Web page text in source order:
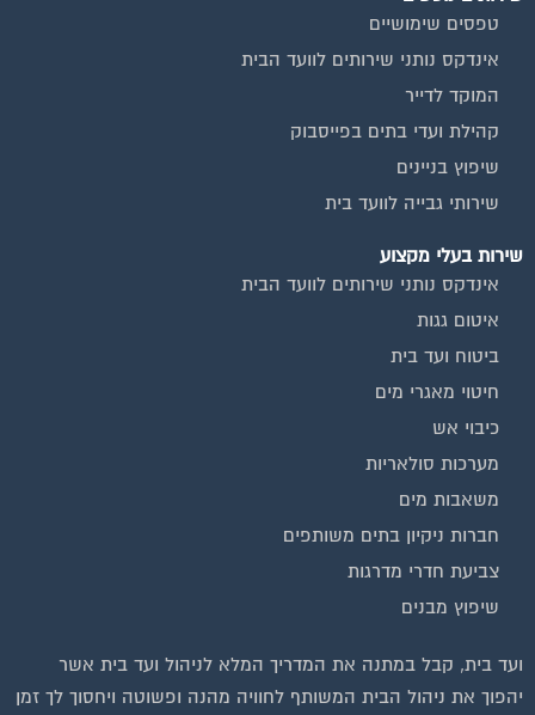
טפסים שימושיים
אינדקס נותני שירותים לוועד הבית
המוקד לדייר
קהילת ועדי בתים בפייסבוק
שיפוץ בניינים
שירותי גבייה לוועד בית
שירות בעלי מקצוע
אינדקס נותני שירותים לוועד הבית
איטום גגות
ביטוח ועד בית
חיטוי מאגרי מים
כיבוי אש
מערכות סולאריות
משאבות מים
חברות ניקיון בתים משותפים
צביעת חדרי מדרגות
שיפוץ מבנים
ועד בית, קבל במתנה את המדריך המלא לניהול ועד בית אשר
יהפוך את ניהול הבית המשותף לחוויה מהנה ופשוטה ויחסוך לך זמן